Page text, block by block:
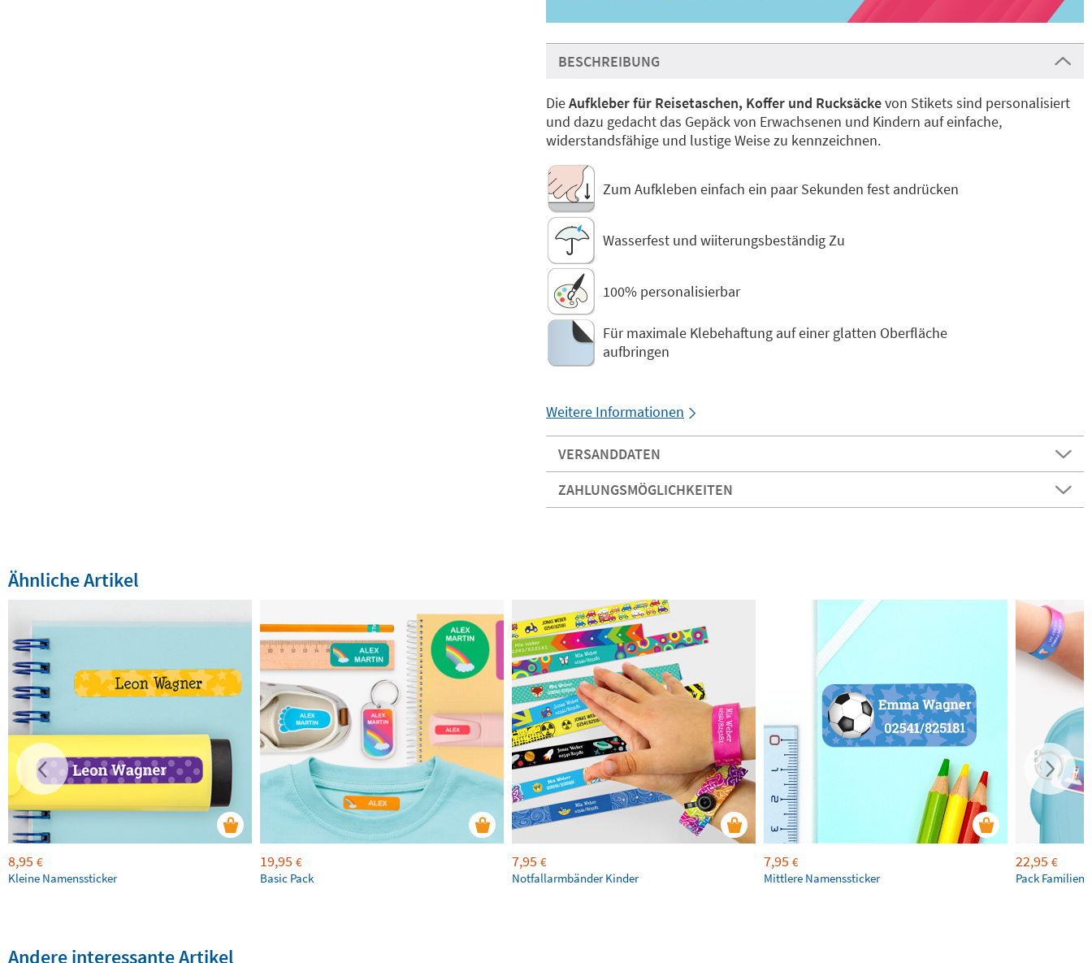
BESCHREIBUNG
DieAufkleber für Reisetaschen, Koffer und Rucksäckevon Stikets sind personalisiert
und dazu gedacht das Gepäck von Erwachsenen und Kindern auf einfache,
widerstandsfähige und lustige Weise zu kennzeichnen.
Zum Aufkleben einfach ein paar Sekunden fest andrücken
Wasserfest und wiiterungsbeständig Zu
100% personalisierbar
Für maximale Klebehaftung auf einer glatten Oberfläche
aufbringen
Weitere Informationen
VERSANDDATEN
ZAHLUNGSMÖGLICHKEITEN
Ähnliche Artikel
8,95 €
Kleine Namenssticker
19,95 €
Basic Pack
7,95 €
Notfallarmbänder Kinder
7,95 €
Mittlere Namenssticker
22,95 €
Pack
Andere interessante Artikel